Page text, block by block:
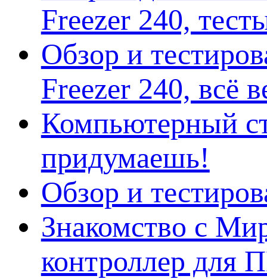
Freezer 240,
Обзор и
Freezer 240, всё
Компьютерный
придумаешь!
Обзор и
Знакомство с
контроллер для